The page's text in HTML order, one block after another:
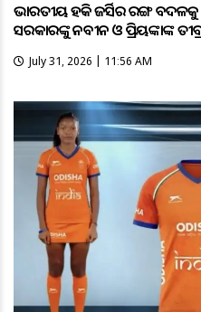
ଭାରତୀୟ ହକି ଜର୍ସିର ରଙ୍ଗ
ସରକାରଙ୍କୁ ନବୀନ ଓ ପ୍ରିୟଙ୍କାଙ୍କ
July 31, 2026 | 11:56 AM